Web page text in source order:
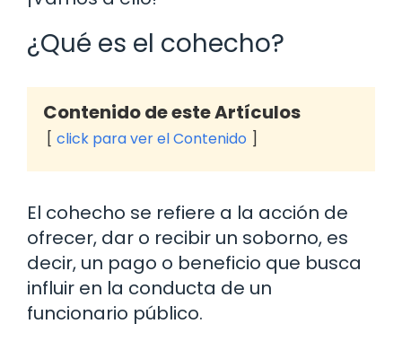
¿Qué es el cohecho?
Contenido de este Artículos
click para ver el Contenido
El cohecho se refiere a la acción de
ofrecer, dar o recibir un soborno, es
decir, un pago o beneficio que busca
influir en la conducta de un
funcionario público.